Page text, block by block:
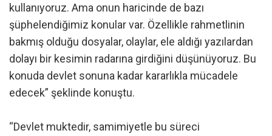
kullanıyoruz. Ama onun haricinde de bazı
şüphelendiğimiz konular var. Özellikle rahmetlinin
bakmış olduğu dosyalar, olaylar, ele aldığı yazılardan
dolayı bir kesimin radarına girdiğini düşünüyoruz. Bu
konuda devlet sonuna kadar kararlıkla mücadele
edecek” şeklinde konuştu.
“Devlet muktedir, samimiyetle bu süreci